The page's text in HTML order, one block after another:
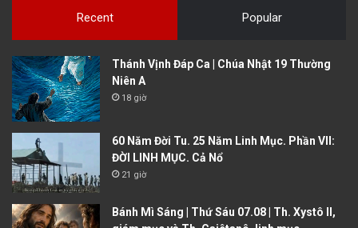
Recent Popular
Thánh Vịnh Đáp Ca | Chúa Nhật 19 Thường
Niên A
18 giờ
60 Năm Đời Tu. 25 Năm Linh Mục. Phần VII:
ĐỜI LINH MỤC. Cả Nổ
21 giờ
Bánh Mì Sáng | Thứ Sáu 07.08 | Th. Xystô II,